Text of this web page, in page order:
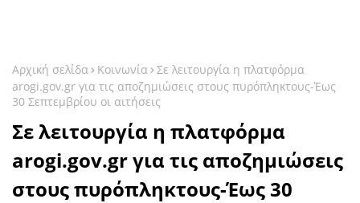
Αρχική σελίδα Κοινωνία Σε λειτουργία η πλατφόρμα
arogi.gov.gr για τις αποζημιώσεις στους πυρόπληκτους-Έως
30 Σεπτεμβρίου οι αιτήσεις
Σε λειτουργία η πλατφόρμα
arogi.gov.gr για τις αποζημιώσεις
στους πυρόπληκτους-Έως 30